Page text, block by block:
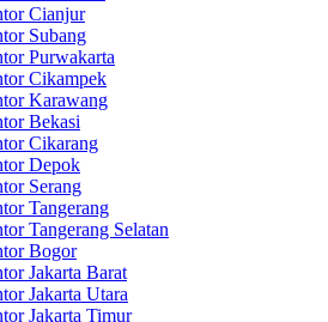
Cianjur
Subang
Purwakarta
Cikampek
Karawang
Bekasi
Cikarang
Depok
Serang
Tangerang
Tangerang Selatan
Bogor
Jakarta Barat
Jakarta Utara
Jakarta Timur